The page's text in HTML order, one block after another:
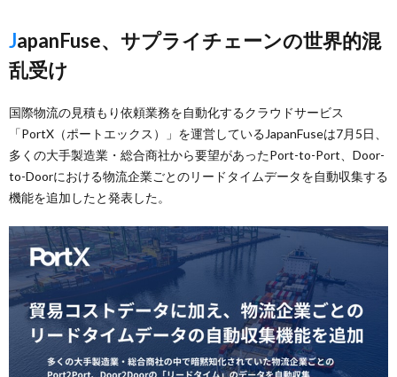
JapanFuse、サプライチェーンの世界的混
乱受け
国際物流の見積もり依頼業務を自動化するクラウドサービス
「PortX（ポートエックス）」を運営しているJapanFuseは7月5日、
多くの大手製造業・総合商社から要望があったPort-to-Port、Door-
to-Doorにおける物流企業ごとのリードタイムデータを自動収集する
機能を追加したと発表した。